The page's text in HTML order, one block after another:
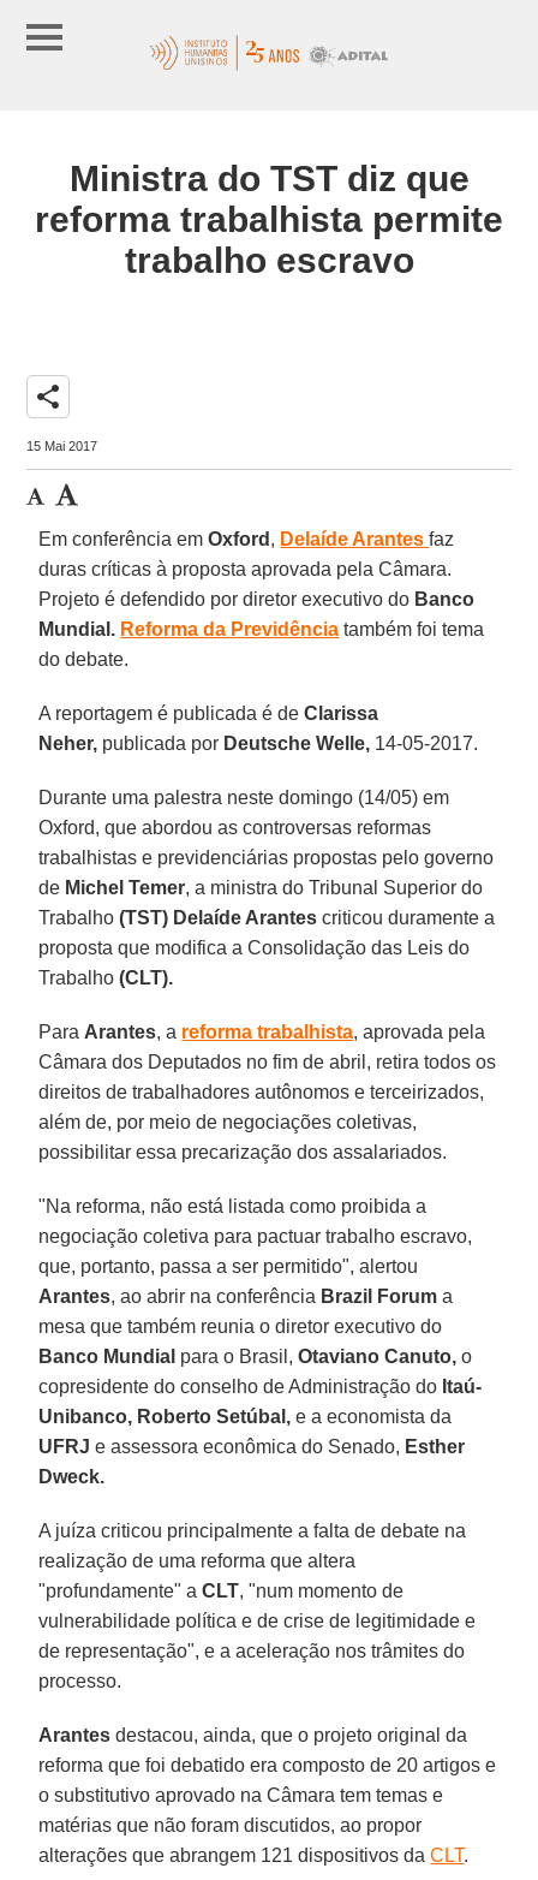
Ministra do TST diz que
reforma trabalhista permite
trabalho escravo
share
15 Mai 2017
Em conferência emOxford , Delaíde Arantes faz
duras críticas à proposta aprovada pela Câmara.
Projeto é defendido por diretor executivo do Banco
Mundial. Reforma da Previdência também foi tema
do debate.
A reportagem é publicada é deClarissa
Neher, publicada por Deutsche Welle, 14-05-2017.
Durante uma palestra neste domingo (14/05) em
Oxford, que abordou as controversas reformas
trabalhistas e previdenciárias propostas pelo governo
de Michel Temer, a ministra do Tribunal Superior do
Trabalho(TST) Delaíde Arantes criticou duramente a
proposta que modifica a Consolidação das Leis do
Trabalho(CLT).
Para Arantes, a reforma trabalhista, aprovada pela
Câmara dos Deputados no fim de abril, retira todos os
direitos de trabalhadores autônomos e terceirizados,
além de, por meio de negociações coletivas,
possibilitar essa precarização dos assalariados.
"Na reforma, não está listada como proibida a
negociação coletiva para pactuar trabalho escravo,
que, portanto, passa a ser permitido", alertou
Arantes, ao abrir na conferência Brazil Forum a
mesa que também reunia o diretor executivo do
Banco Mundial para o Brasil,Otaviano Canuto, o
copresidente do conselho de Administração do Itaú-
Unibanco, Roberto Setúbal, e a economista da
UFRJ e assessora econômica do Senado, Esther
Dweck.
A juíza criticou principalmente a falta de debate na
realização de uma reforma que altera
"profundamente" aCLT, "num momento de
vulnerabilidade política e de crise de legitimidade e
de representação", e a aceleração nos trâmites do
processo.
Arantes destacou, ainda, que o projeto original da
reforma que foi debatido era composto de 20 artigos e
o substitutivo aprovado na Câmara tem temas e
matérias que não foram discutidos, ao propor
alterações que abrangem 121 dispositivos daCLT.